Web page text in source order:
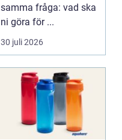
samma fråga: vad ska
ni göra för ...
30 juli 2026